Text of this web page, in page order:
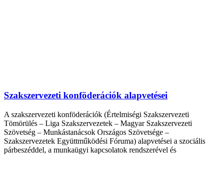
Szakszervezeti konföderációk alapvetései
A szakszervezeti konföderációk (Értelmiségi Szakszervezeti
Tömörülés – Liga Szakszervezetek – Magyar Szakszervezeti
Szövetség – Munkástanácsok Országos Szövetsége –
Szakszervezetek Együttműködési Fóruma) alapvetései a szociális
párbeszéddel, a munkaügyi kapcsolatok rendszerével és